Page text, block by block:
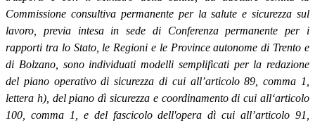
Commissione consultiva permanente per la salute e sicurezza sul
lavoro, previa intesa in sede di Conferenza permanente per i
rapporti tra lo Stato, le Regioni e le Province autonome di Trento e
di Bolzano, sono individuati modelli semplificati per la redazione
del piano operativo di sicurezza di cui all’articolo 89, comma 1,
lettera h), del piano dì sicurezza e coordinamento di cui all‘articolo
100, comma 1, e del fascicolo dell'opera dì cui all’articolo 91,